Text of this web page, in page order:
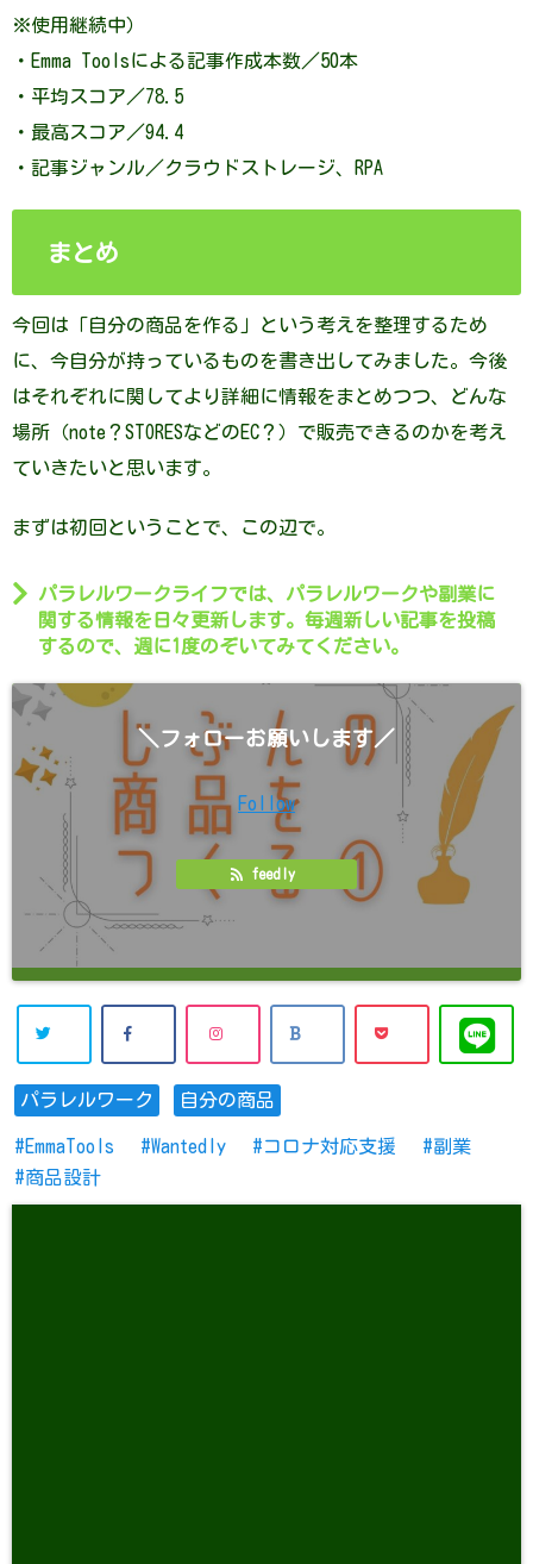
※使用継続中）
・Emma Toolsによる記事作成本数／50本
・平均スコア／78.5
・最高スコア／94.4
・記事ジャンル／クラウドストレージ、RPA
まとめ
今回は「自分の商品を作る」という考えを整理するため
に、今自分が持っているものを書き出してみました。今後
はそれぞれに関してより詳細に情報をまとめつつ、どんな
場所（note？STORESなどのEC？）で販売できるのかを考え
ていきたいと思います。
まずは初回ということで、この辺で。
パラレルワークライフでは、パラレルワークや副業に
関する情報を日々更新します。毎週新しい記事を投稿
するので、週に1度のぞいてみてください。
＼フォローお願いします／
Follow
feedly
パラレルワーク 自分の商品
EmmaTools Wantedly コロナ対応支援
副業
商品設計